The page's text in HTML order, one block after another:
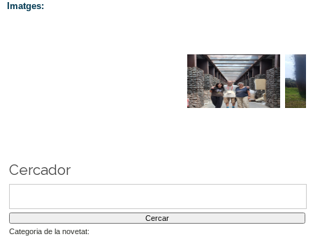
Imatges:
Cercador
Categoria de la novetat: